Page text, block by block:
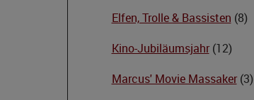
Elfen, Trolle & Bassisten (8)
Kino-Jubiläumsjahr(12)
Marcus' Movie Massaker(3)